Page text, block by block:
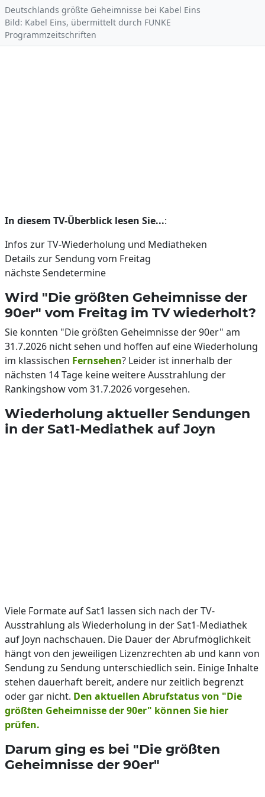
Deutschlands größte Geheimnisse bei Kabel Eins
Bild: Kabel Eins, übermittelt durch FUNKE
Programmzeitschriften
In diesem TV-Überblick lesen Sie...:
Infos zur TV-Wiederholung und Mediatheken
Details zur Sendung vom Freitag
nächste Sendetermine
Wird "Die größten Geheimnisse der
90er" vom Freitag im TV wiederholt?
Sie konnten "Die größten Geheimnisse der 90er" am
31.7.2026 nicht sehen und hoffen auf eine Wiederholung
im klassischen Fernsehen? Leider ist innerhalb der
nächsten 14 Tage keine weitere Ausstrahlung der
Rankingshow vom 31.7.2026 vorgesehen.
Wiederholung aktueller Sendungen
in der Sat1-Mediathek auf Joyn
Viele Formate auf Sat1 lassen sich nach der TV-
Ausstrahlung als Wiederholung in der Sat1-Mediathek
auf Joyn nachschauen. Die Dauer der Abrufmöglichkeit
hängt von den jeweiligen Lizenzrechten ab und kann von
Sendung zu Sendung unterschiedlich sein. Einige Inhalte
stehen dauerhaft bereit, andere nur zeitlich begrenzt
oder gar nicht. Den aktuellen Abrufstatus von "Die
größten Geheimnisse der 90er" können Sie hier
prüfen.
Darum ging es bei "Die größten
Geheimnisse der 90er"